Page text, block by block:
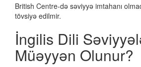
British Centre-də səviyyə imtahanı
tövsiyə edilmir.
İngilis Dili
Müəyyən Olunur?